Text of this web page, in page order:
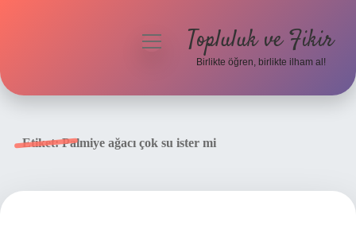
menüyüTopluluk ve Fikir
Birlikte öğren, birlikte ilham al!
Etiket:Palmiye ağacı çok su ister mi